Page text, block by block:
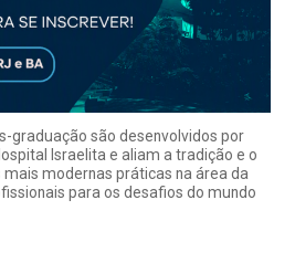
graduação são desenvolvidos por
Israelita e aliam a tradição e o
mais modernas práticas na área da
para os desafios do mundo